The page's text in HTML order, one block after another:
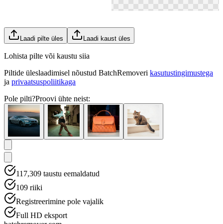
Laadi pilte üles Laadi kaust üles
Lohista pilte või kaustu siia
Piltide üleslaadimisel nõustud BatchRemoveri kasutustingimustega
ja privaatsuspoliitikaga
Pole pilti?Proovi ühte neist:
117,309 taustu eemaldatud
109 riiki
Registreerimine pole vajalik
Full HD eksport